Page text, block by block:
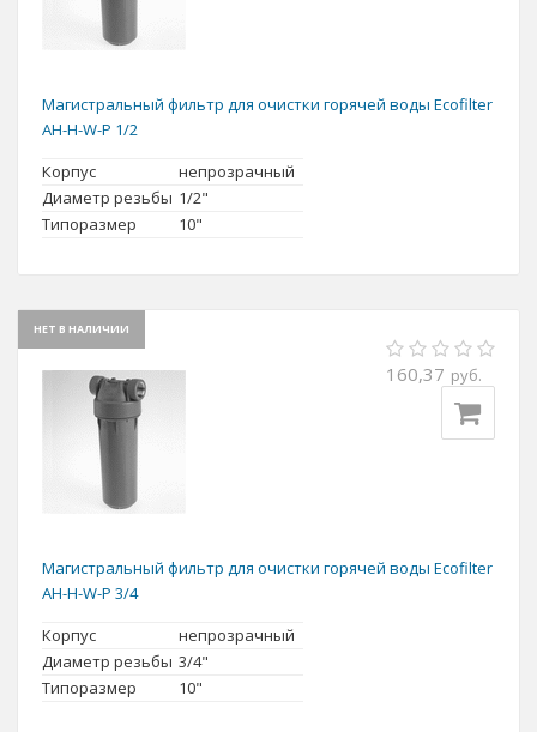
Магистральный фильтр для очистки горячей воды Ecofilter
AH-H-W-P 1/2
Корпус
непрозрачный
Диаметр резьбы 1/2"
Типоразмер
10"
НЕТ В НАЛИЧИИ
160,37 руб.
Магистральный фильтр для очистки горячей воды Ecofilter
AH-H-W-P 3/4
Корпус
непрозрачный
Диаметр резьбы 3/4"
Типоразмер
10"